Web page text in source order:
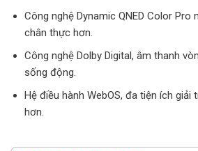
Công nghệ Dynamic QNED Color Pro
chân thực hơn.
Công nghệ Dolby Digital, âm thanh
sống động.
Hệ điều hành WebOS, đa tiện ích giải
hơn.